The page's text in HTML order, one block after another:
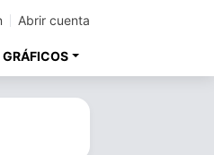
Abrir cuenta
GRÁFICOS